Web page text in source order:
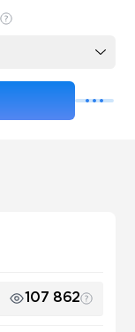
107 862